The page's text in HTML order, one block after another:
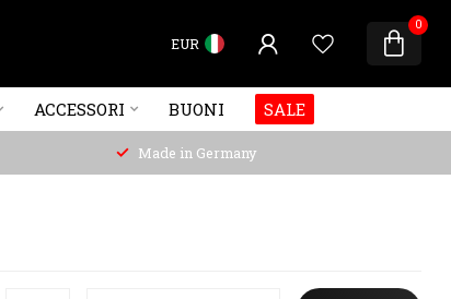
EUR
0
ACCESSORI BUONI SALE
Made in Germany